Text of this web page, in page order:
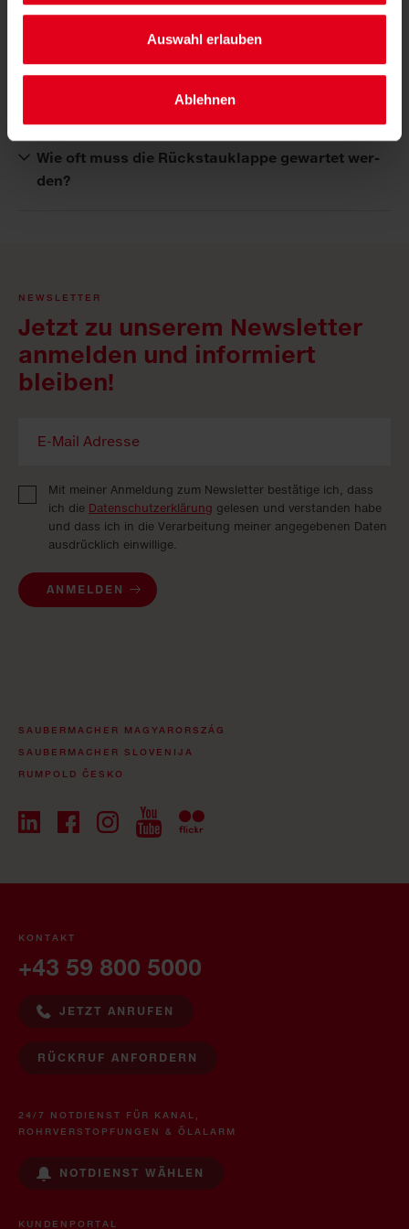
Auswahl erlauben
Ablehnen
Wie viel Wasser wird bei einer Kanalreinigung
Wer ist für die War­tung des Ka­nals zu­stän­dig?
Wie oft muss die Rück­stau­klap­pe ge­war­tet wer­
den?
NEWSLETTER
Jetzt zu unserem Newsletter
anmelden und informiert
bleiben!
Mit meiner Anmeldung zum Newsletter bestätige ich, dass
ich die Datenschutzerklärung gelesen und verstanden habe
und dass ich in die Verarbeitung meiner angegebenen Daten
ausdrücklich einwillige.
ANMELDEN
SAUBERMACHER MAGYARORSZÁG
SAUBERMACHER SLOVENIJA
RUMPOLD ČESKO
KONTAKT
+43 59 800 5000
JETZT ANRUFEN
RÜCKRUF ANFORDERN
24/7 NOTDIENST FÜR KANAL,
ROHRVERSTOPFUNGEN & ÖLALARM
NOTDIENST WÄHLEN
KUNDENPORTAL